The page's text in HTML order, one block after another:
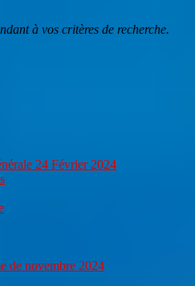
à vos critères de recherche.
24 Février 2024
de novembre 2024